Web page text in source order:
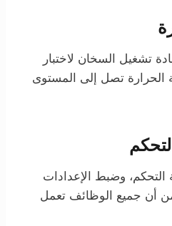
تشغيل السخان لاختبار
الحرارة تصل إلى المستوى
وضبط الإعدادات
أن جميع الوظائف تعمل